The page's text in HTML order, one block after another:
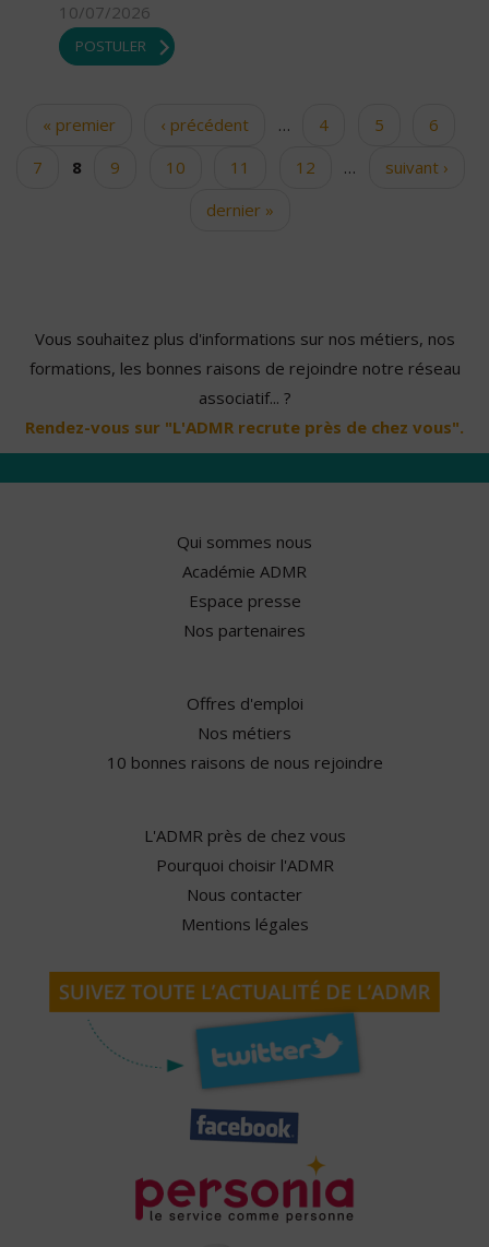
10/07/2026
POSTULER
Pages« premier ‹ précédent … 4 5
6
7
8 9 10 11 12 …
suivant ›
dernier »
Vous souhaitez plus d'informations sur nos métiers, nos
formations, les bonnes raisons de rejoindre notre réseau
associatif... ?
Rendez-vous sur "L'ADMR recrute près de chez vous".
Qui sommes nous
Académie ADMR
Espace presse
Nos partenaires
Offres d'emploi
Nos métiers
10 bonnes raisons de nous rejoindre
L'ADMR près de chez vous
Pourquoi choisir l'ADMR
Nous contacter
Mentions légales